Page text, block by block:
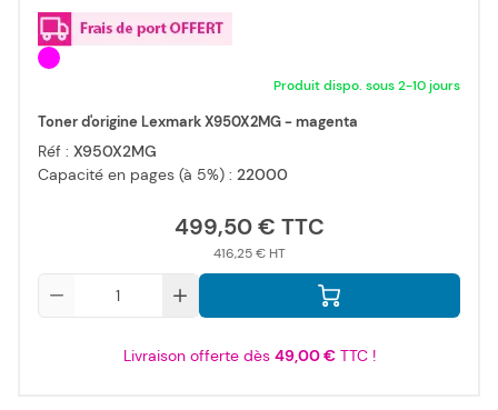
Produit dispo. sous 2-10 jours
Toner d'origine Lexmark X950X2MG - magenta
Réf : X950X2MG
Capacité en pages (à 5%) : 22000
499,50 €
416,25 €
Livraison offerte dès 49,00 €TTC !